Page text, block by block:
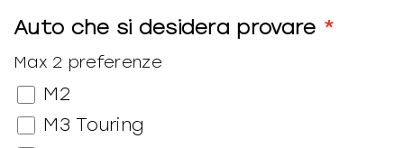
Auto che si desidera provare
Max 2 preferenze
M2
M3 Touring